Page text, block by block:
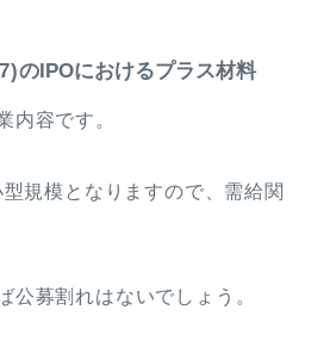
のIPOにおけるプラス材料
内容です。
規模となりますので、需給関
公募割れはないでしょう。